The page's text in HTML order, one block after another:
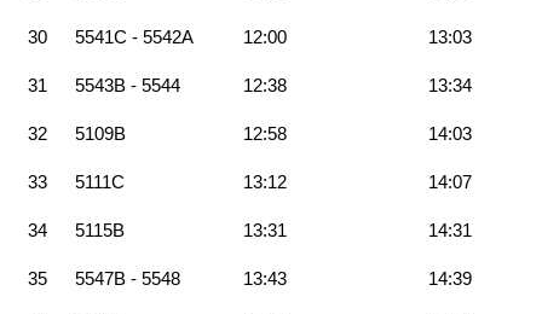
30 5541C - 5542A 12:00 13:03
31 5543B - 5544 12:38 13:34
32 5109B 12:58 14:03
33 5111C 13:12 14:07
34 5115B 13:31 14:31
35 5547B - 5548 13:43 14:39